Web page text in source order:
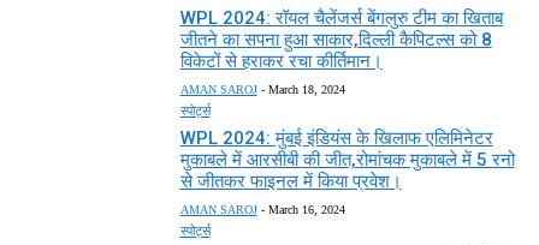
WPL 2024: रॉयल चैलेंजर्स बेंगलुरु टीम का खिताब
जीतने का सपना हुआ साकार,दिल्ली कैपिटल्स को 8
विकेटों से हराकर रचा कीर्तिमान।
AMAN SAROJ - March 18, 2024
स्पोर्ट्स
WPL 2024: मुंबई इंडियंस के खिलाफ एलिमिनेटर
मुकाबले में आरसीबी की जीत,रोमांचक मुकाबले में 5 रनो
से जीतकर फाइनल में किया प्रवेश।
AMAN SAROJ - March 16, 2024
स्पोर्ट्स